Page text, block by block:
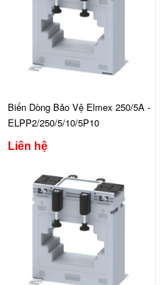
Biến Dòng Bảo Vệ Elmex 250/5A -
ELPP2/250/5/10/5P10
Liên hệ